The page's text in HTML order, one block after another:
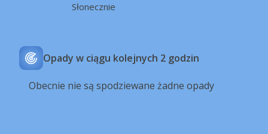
Słonecznie
Opady w ciągu kolejnych 2 godzin
Obecnie nie są spodziewane żadne opady